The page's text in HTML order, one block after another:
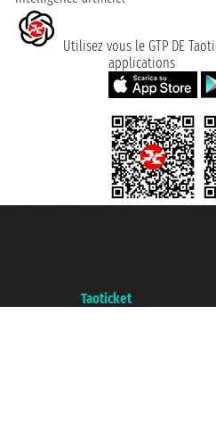
Utilisez vous le GTP DE
applications
Taoticket